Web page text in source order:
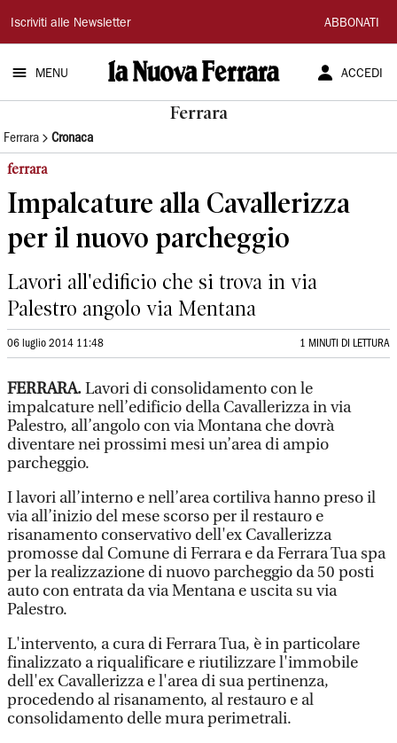
La
Nuova
Ferrara
Iscriviti alle Newsletter ABBONATI
MENU ACCEDI
Ferrara
Ferrara Cronaca
ferrara
Impalcature alla Cavallerizza
per il nuovo parcheggio
Lavori all'edificio che si trova in via
Palestro angolo via Mentana
06 luglio 2014 11:48 1 MINUTI DI LETTURA
FERRARA.Lavori di consolidamento con le
impalcature nell’edificio della Cavallerizza in via
Palestro, all’angolo con via Montana che dovrà
diventare nei prossimi mesi un’area di ampio
parcheggio.
I lavori all’interno e nell’area cortiliva hanno preso il
via all’inizio del mese scorso per il restauro e
risanamento conservativo dell'ex Cavallerizza
promosse dal Comune di Ferrara e da Ferrara Tua spa
per la realizzazione di nuovo parcheggio da 50 posti
auto con entrata da via Mentana e uscita su via
Palestro.
L'intervento, a cura di Ferrara Tua, è in particolare
finalizzato a riqualificare e riutilizzare l'immobile
dell'ex Cavallerizza e l'area di sua pertinenza,
procedendo al risanamento, al restauro e al
consolidamento delle mura perimetrali.